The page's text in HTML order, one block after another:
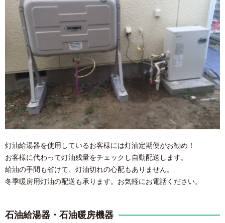
灯油給湯器を使用しているお客様には灯油定期便がお勧め！
お客様に代わって灯油残量をチェックし自動配送します。
給油の手間も省けて、灯油切れの心配もありません。
冬季暖房用灯油の配送も承ります。お気軽にお電話ください。
石油給湯器・石油暖房機器